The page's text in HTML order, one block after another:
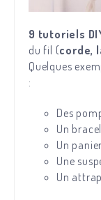
9 tutoriels
du fil (corde,
Quelques
:
Des
Un
Un
Une
Un